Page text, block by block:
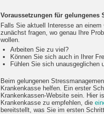
Voraussetzungen für gelungenes
Falls Sie aktuell Interesse an
zunächst fragen, wo genau Ihre
wollen.
Arbeiten Sie zu viel?
Können Sie sich auch in Ihrer
Fühlen Sie sich unausgeglichen
Beim gelungenen
Krankenkasse helfen. Ein erster
Krankenkassen-Website sein. Hier
Krankenkasse zu empfehlen, die
bereitstellt, was Sie im ersten